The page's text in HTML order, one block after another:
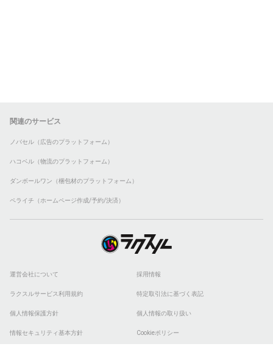
関連のサービス
ノバセル（広告のプラットフォーム）
ハコベル（物流のプラットフォーム）
ダンボールワン（梱包材のプラットフォーム）
ペライチ（ホームページ作成/予約/決済）
運営会社について 採用情報
ラクスルサービス利用規約 特定取引法に基づく表記
個人情報保護方針 個人情報の取り扱い
情報セキュリティ基本方針 Cookieポリシー